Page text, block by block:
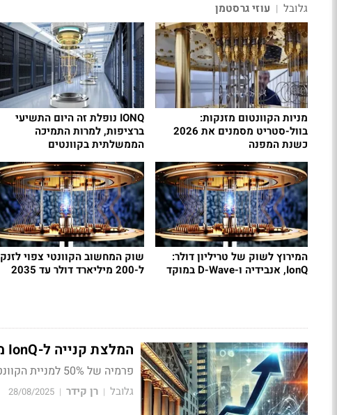
גלובל | עוזי גרסטמן
מניות הקוונטום מזנקות:
בוול-סטריט מסמנים את 2026
כשנת המפנה
IONQ נופלת זה היום התשיעי
ברציפות, למרות התמיכה
הממשלתית בקוונטים
המירוץ לשוק של טריליון דולר:
IonQ, אנבידיה ו-D-Wave במוקד
שוק המחשוב הקוונטי צפוי לזנק
ל-200 מיליארד דולר עד 2035
המלצת קנייה ל-IonQ מכוונת להיות "אנבידיה של הקוונטים"
פרמיה של 50% למניית הקוונטים
גלובל | רן קידר |
28/08/2025